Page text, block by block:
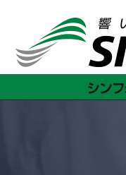
事業紹介